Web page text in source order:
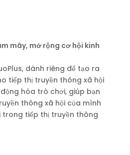
mây, mở rộng cơ hội kinh
dành riêng để tạo ra
tiếp thị truyền thông xã hội
hóa trò chơi, giúp bạn
thông xã hội của mình
tiếp thị truyền thông